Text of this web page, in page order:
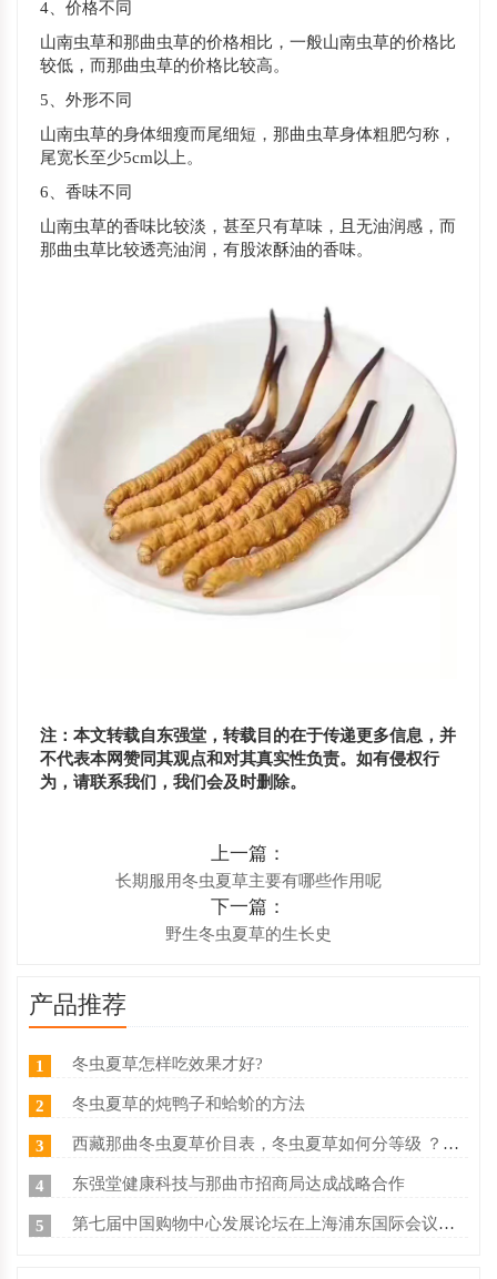
4、价格不同
山南虫草和那曲虫草的价格相比，一般山南虫草的价格比
较低，而那曲虫草的价格比较高。
5、外形不同
山南虫草的身体细瘦而尾细短，那曲虫草身体粗肥匀称，
尾宽长至少5cm以上。
6、香味不同
山南虫草的香味比较淡，甚至只有草味，且无油润感，而
那曲虫草比较透亮油润，有股浓酥油的香味。
注：本文转载自东强堂，转载目的在于传递更多信息，并
不代表本网赞同其观点和对其真实性负责。如有侵权行
为，请联系我们，我们会及时删除。
上一篇：
长期服用冬虫夏草主要有哪些作用呢
下一篇：
野生冬虫夏草的生长史
产品推荐
1 冬虫夏草怎样吃效果才好?
2 冬虫夏草的炖鸭子和蛤蚧的方法
3 西藏那曲冬虫夏草价目表，冬虫夏草如何分等级 ？什么价
4 东强堂健康科技与那曲市招商局达成战略合作
5 第七届中国购物中心发展论坛在上海浦东国际会议中心成功举办